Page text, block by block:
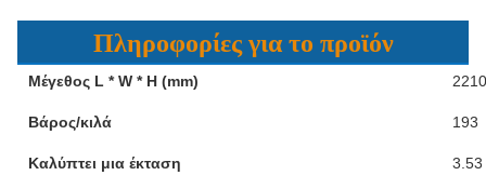
Πληροφορίες για το προϊόν
Μέγεθος L * W * H (mm)
Βάρος/κιλά 193
Καλύπτει μια έκταση 3.53